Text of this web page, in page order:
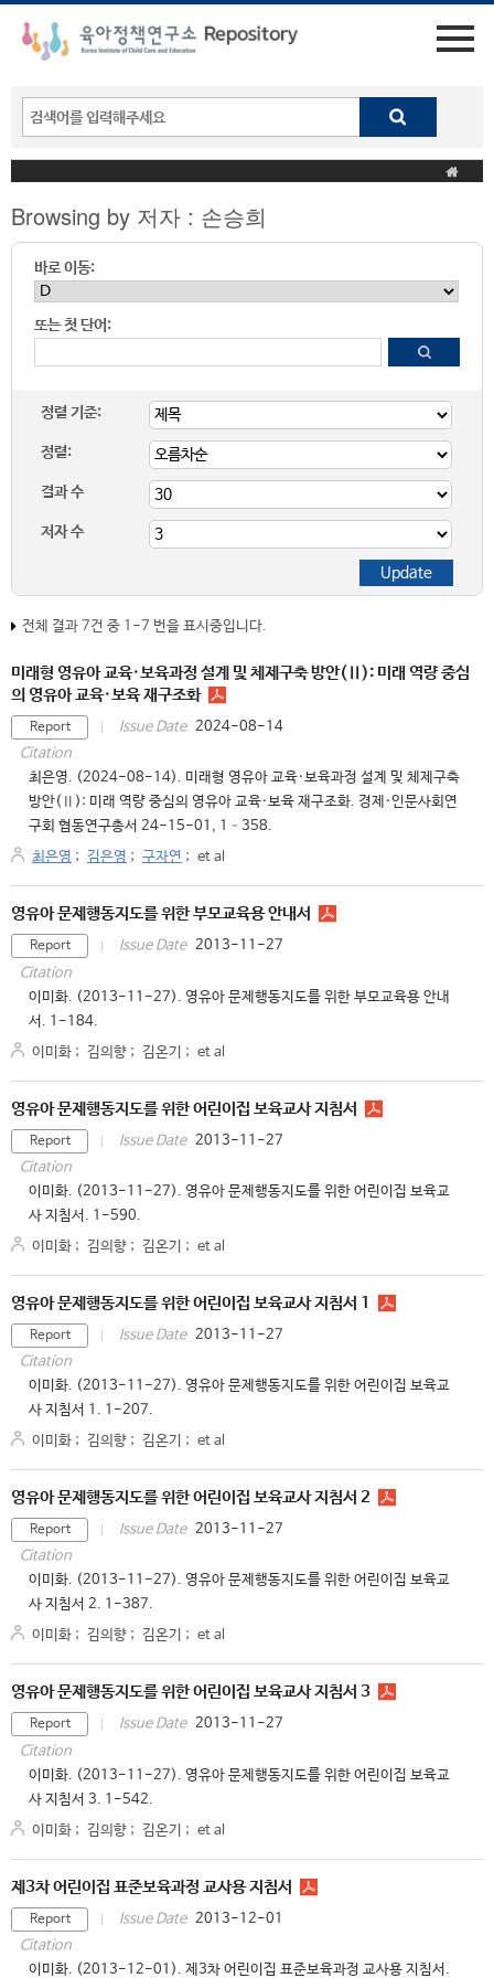
Browsing by 저자 : 손승희
바로 이동:
또는 첫 단어:
정렬 기준:
정렬:
결과 수
저자 수
전체 결과 7건 중 1-7 번을 표시중입니다.
미래형 영유아 교육·보육과정 설계 및 체제구축 방안(Ⅱ): 미래 역량 중심
의 영유아 교육·보육 재구조화
Report Issue Date 2024-08-14
Citation
최은영. (2024-08-14). 미래형 영유아 교육·보육과정 설계 및 체제구축
방안(Ⅱ): 미래 역량 중심의 영유아 교육·보육 재구조화. 경제·인문사회연
구회 협동연구총서 24-15-01, 1–358.
최은영 ; 김은영 ; 구자연 ; et al
영유아 문제행동지도를 위한 부모교육용 안내서
Report Issue Date 2013-11-27
Citation
이미화. (2013-11-27). 영유아 문제행동지도를 위한 부모교육용 안내
서. 1-184.
이미화 ; 김의향 ; 김온기 ; et al
영유아 문제행동지도를 위한 어린이집 보육교사 지침서
Report Issue Date 2013-11-27
Citation
이미화. (2013-11-27). 영유아 문제행동지도를 위한 어린이집 보육교
사 지침서. 1-590.
이미화 ; 김의향 ; 김온기 ; et al
영유아 문제행동지도를 위한 어린이집 보육교사 지침서 1
Report Issue Date 2013-11-27
Citation
이미화. (2013-11-27). 영유아 문제행동지도를 위한 어린이집 보육교
사 지침서 1. 1-207.
이미화 ; 김의향 ; 김온기 ; et al
영유아 문제행동지도를 위한 어린이집 보육교사 지침서 2
Report Issue Date 2013-11-27
Citation
이미화. (2013-11-27). 영유아 문제행동지도를 위한 어린이집 보육교
사 지침서 2. 1-387.
이미화 ; 김의향 ; 김온기 ; et al
영유아 문제행동지도를 위한 어린이집 보육교사 지침서 3
Report Issue Date 2013-11-27
Citation
이미화. (2013-11-27). 영유아 문제행동지도를 위한 어린이집 보육교
사 지침서 3. 1-542.
이미화 ; 김의향 ; 김온기 ; et al
제3차 어린이집 표준보육과정 교사용 지침서
Report Issue Date 2013-12-01
Citation
이미화. (2013-12-01). 제3차 어린이집 표준보육과정 교사용 지침서.